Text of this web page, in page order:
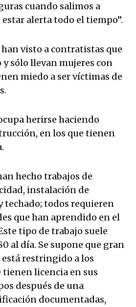
cuando salimos a
estar alerta todo el tiempo”.
han visto a contratistas que
sólo llevan mujeres con
miedo a ser víctimas de
herirse haciendo
en los que tienen
hecho trabajos de
instalación de
techado; todos requieren
que han aprendido en el
tipo de trabajo suele
al día. Se supone que gran
restringido a los
tienen licencia en sus
después de una
documentadas,